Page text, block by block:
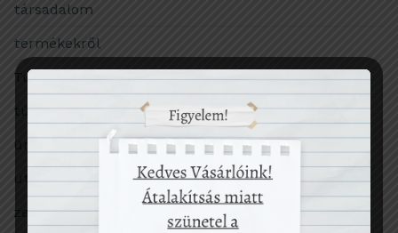
társadalom
termékekről
Tudomány
túlfogyasztás
utazás
zero waste